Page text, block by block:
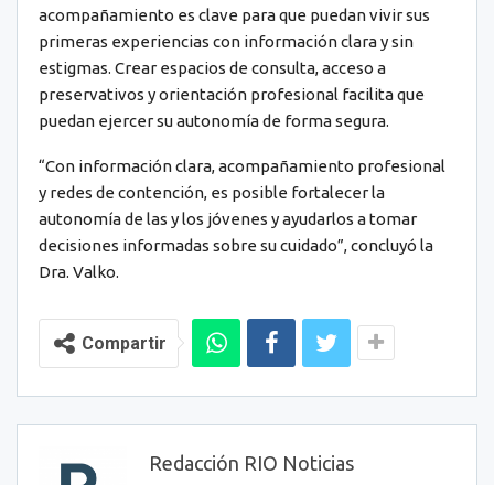
acompañamiento es clave para que puedan vivir sus
primeras experiencias con información clara y sin
estigmas. Crear espacios de consulta, acceso a
preservativos y orientación profesional facilita que
puedan ejercer su autonomía de forma segura.
“Con información clara, acompañamiento profesional
y redes de contención, es posible fortalecer la
autonomía de las y los jóvenes y ayudarlos a tomar
decisiones informadas sobre su cuidado”, concluyó la
Dra. Valko.
Compartir
Redacción RIO Noticias